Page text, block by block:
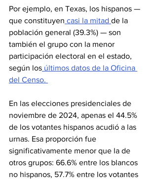
Por ejemplo, en Texas, los hispanos —
que constituyen casi la mitad de la
población general (39.3%) — son
también el grupo con la menor
participación electoral en el estado,
según los últimos datos de la Oficina
del Censo.
En las elecciones presidenciales de
noviembre de 2024, apenas el 44.5%
de los votantes hispanos acudió a las
urnas. Esa proporción fue
significativamente menor que la de
otros grupos: 66.6% entre los blancos
no hispanos, 57.7% entre los votantes